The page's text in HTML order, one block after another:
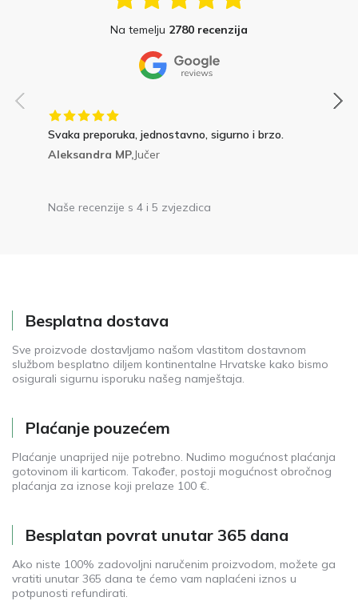
Na temelju 2780 recenzija
Svaka preporuka, jednostavno, sigurno i brzo.
Aleksandra MP,Jučer
Naše recenzije s 4 i 5 zvjezdica
Besplatna dostava
Sve proizvode dostavljamo našom vlastitom dostavnom
službom besplatno diljem kontinentalne Hrvatske kako bismo
osigurali sigurnu isporuku našeg namještaja.
Plaćanje pouzećem
Plaćanje unaprijed nije potrebno. Nudimo mogućnost plaćanja
gotovinom ili karticom. Također, postoji mogućnost obročnog
plaćanja za iznose koji prelaze 100 €.
Besplatan povrat unutar 365 dana
Ako niste 100% zadovoljni naručenim proizvodom, možete ga
vratiti unutar 365 dana te ćemo vam naplaćeni iznos u
potpunosti refundirati.